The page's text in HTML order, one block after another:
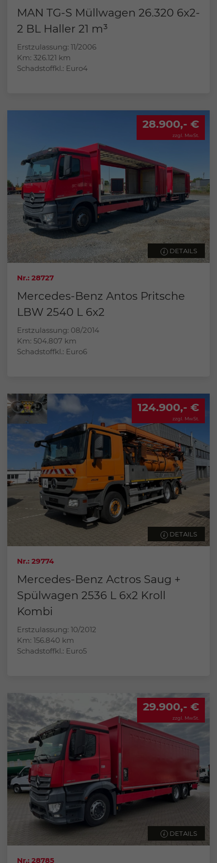
MAN TG-S Müllwagen 26.320 6x2-
2 BL Haller 21 m³
Erstzulassung: 11/2006
Km: 326.121 km
Schadstoffkl.: Euro4
28.900,- €
zzgl. MwSt.
DETAILS
Nr.: 28727
Mercedes-Benz Antos Pritsche
LBW 2540 L 6x2
Erstzulassung: 08/2014
Km: 504.807 km
Schadstoffkl.: Euro6
124.900,- €
zzgl. MwSt.
DETAILS
Nr.: 29774
Mercedes-Benz Actros Saug +
Spülwagen 2536 L 6x2 Kroll
Kombi
Erstzulassung: 10/2012
Km: 156.840 km
Schadstoffkl.: Euro5
29.900,- €
zzgl. MwSt.
DETAILS
Nr.: 28785